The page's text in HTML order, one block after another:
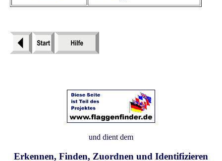
und dient dem
Erkennen, Finden, Zuordnen und Identifizieren